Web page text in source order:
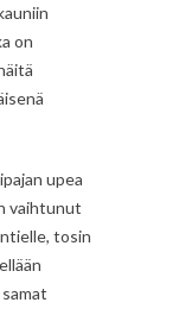
on
upea
vaihtunut
tosin